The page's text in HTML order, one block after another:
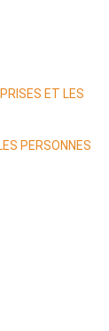
ET LES
PERSONNES